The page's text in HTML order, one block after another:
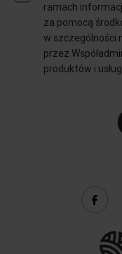
ramach
za pomocą
w szczególności
przez
produktów i usług.